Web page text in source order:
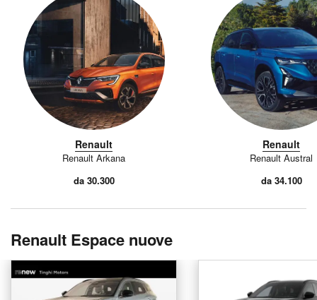
Renault
Renault Arkana
da 30.300
Renault
Renault Austral
da 34.100
Renault Espace nuove